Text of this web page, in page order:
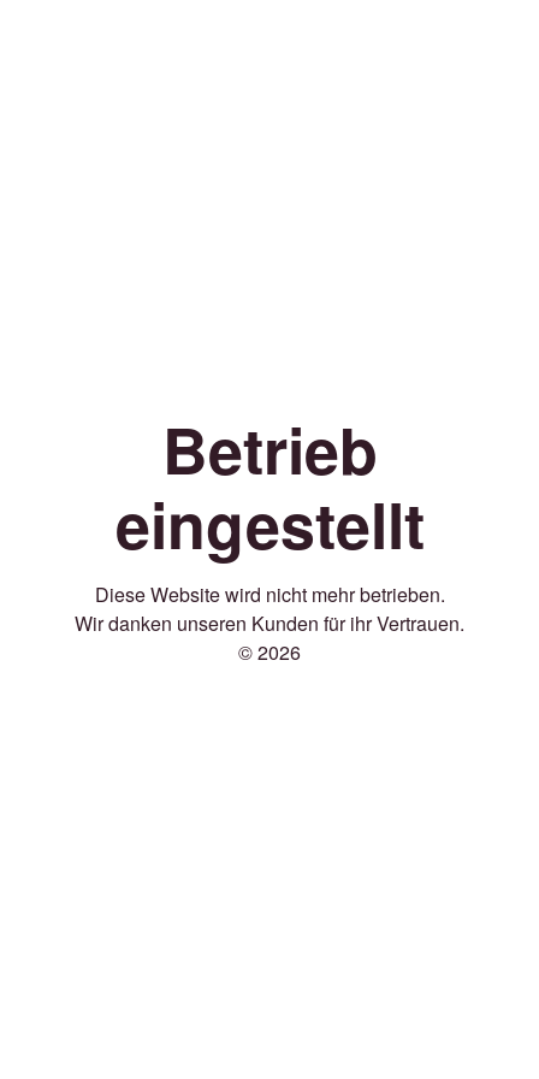
Betrieb
eingestellt
Diese Website wird nicht mehr betrieben.
Wir danken unseren Kunden für ihr Vertrauen.
© 2026